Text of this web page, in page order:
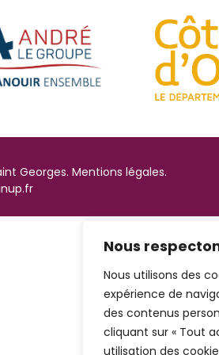
Nous
Nous utilisons des
expérience de
des contenus
cliquant sur « Tout
utilisation des
Georges. Mentions légales.